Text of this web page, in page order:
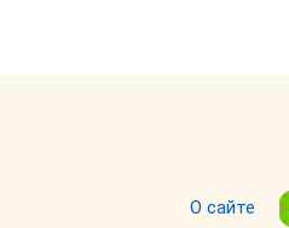
О сайте